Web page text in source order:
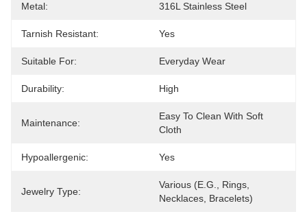
Metal: 316L Stainless Steel
Tarnish Resistant: Yes
Suitable For: Everyday Wear
Durability: High
Maintenance:
Easy To Clean With Soft
Cloth
Hypoallergenic: Yes
Jewelry Type:
Various (e.g., Rings,
Necklaces, Bracelets)